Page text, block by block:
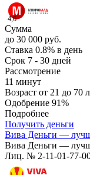
4,6
Сумма
до 30 000 руб.
Ставка 0.8% в день
Срок 7 - 30 дней
Рассмотрение
11 минут
Возраст от 21 до 70
Одобрение 91%
Подробнее
Получить деньги
Вива Деньги —
Вива Деньги —
Лиц. № 2-11-01-77-